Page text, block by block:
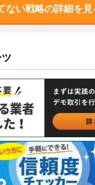
ない戦略の詳細を見